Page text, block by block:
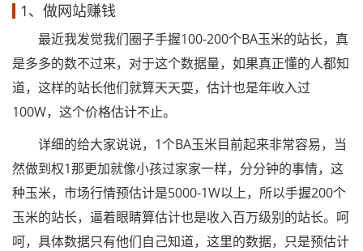
1、做网站赚钱
最近我发觉我们圈子手握100-200个BA玉米的站长，真
是多多的数不过来，对于这个数据量，如果真正懂的人都知
道，这样的站长他们就算天天耍，估计也是年收入过
100W，这个价格估计不止。
详细的给大家说说，1个BA玉米目前起来非常容易，当
然做到权1那更加就像小孩过家家一样，分分钟的事情，这
种玉米，市场行情预估计是5000-1W以上，所以手握200个
玉米的站长，逼着眼睛算估计也是收入百万级别的站长。呵
呵，具体数据只有他们自己知道，这里的数据，只是预估计